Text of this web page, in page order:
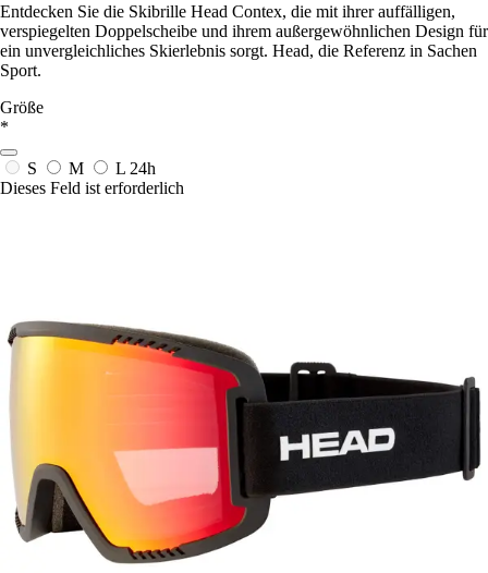
Entdecken Sie die Skibrille Head Contex, die mit ihrer auffälligen,
verspiegelten Doppelscheibe und ihrem außergewöhnlichen Design für
ein unvergleichliches Skierlebnis sorgt. Head, die Referenz in Sachen
Sport.
Größe
*
S M L 24h
Dieses Feld ist erforderlich